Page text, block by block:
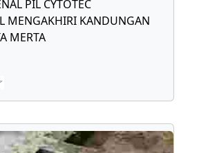
PIL CYTOTEC
MENGAKHIRI KANDUNGAN
MERTA